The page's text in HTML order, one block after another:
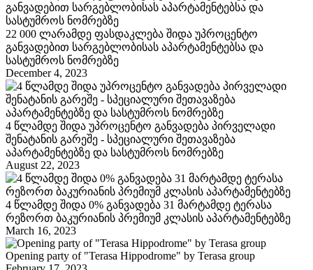
22 000 ლარამდე ფასდაკლება შიდა უპროცენტო
განვადებით სარგებლობისას აპარტამენტებსა და
სასტუმროს ნომრებზე
December 4, 2023
4 წლამდე შიდა უპროცენტო განვადება პირველადი
შენატანის გარეშე - სპეციალური შეთავაზება
აპარტამენტებზე და სასტუმროს ნომრებზე
August 22, 2023
4 წლამდე შიდა 0% განვადება 31 მარტამდე ტერასა
რეზორთ ბაკურიანის პრემიუმ კლასის აპარტამენტებზე
March 16, 2023
Opening party of "Terasa Hippodrome" by Terasa group